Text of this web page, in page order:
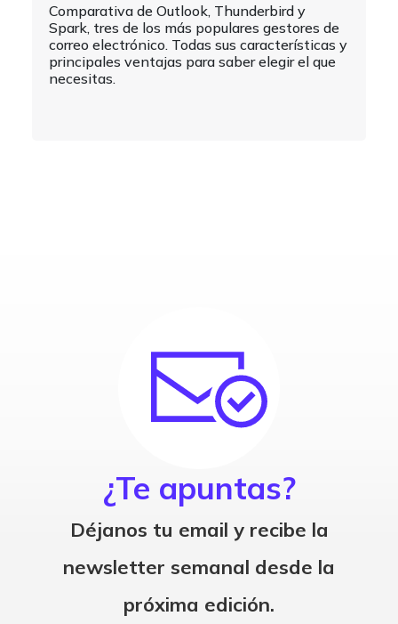
Comparativa de Outlook, Thunderbird y
Spark, tres de los más populares gestores de
correo electrónico. Todas sus características y
principales ventajas para saber elegir el que
necesitas.
¿Te apuntas?
Déjanos tu email y recibe la
newsletter semanal desde la
próxima edición.